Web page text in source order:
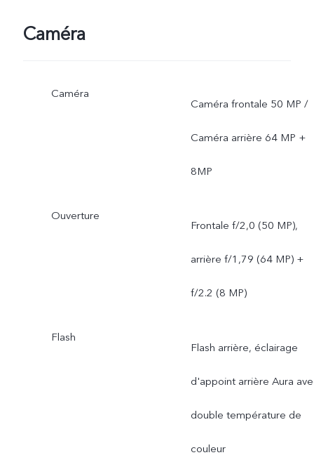
Caméra
Caméra
Caméra frontale 50 MP /
Caméra arrière 64 MP +
8MP
Ouverture
Frontale f/2,0 (50 MP),
arrière f/1,79 (64 MP) +
f/2.2 (8 MP)
Flash
Flash arrière, éclairage
d'appoint arrière Aura
double température de
couleur